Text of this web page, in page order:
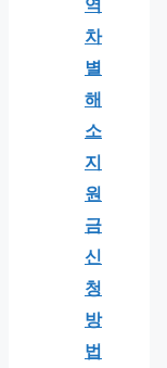
역
차
별
해
소
지
원
금
신
청
방
법